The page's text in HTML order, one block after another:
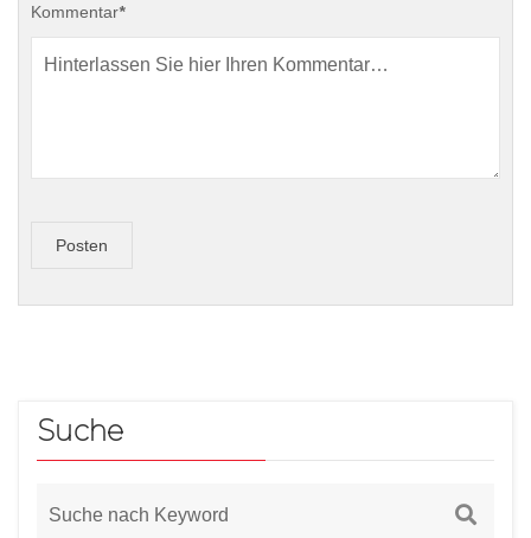
Kommentar*
Posten
Suche